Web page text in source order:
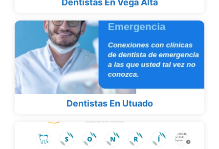
Dentistas En Vega Alta
Dentistas En Utuado